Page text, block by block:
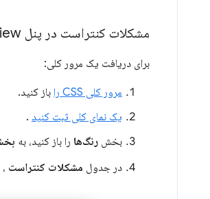
مشکلات کنتراست در پنل CSS Overview
برای دریافت یک مرور کلی:
مرور کلی CSS را
باز کنید.
یک نمای کلی ثبت کنید .
بخش رنگ‌ها را باز کنید، به
در جدول مشکلات کنتراست